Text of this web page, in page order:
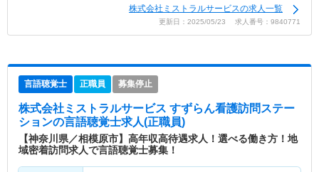
株式会社ミストラルサービスの求人一覧
更新日：2025/05/23 求人番号：9840771
言語聴覚士 正職員 募集停止
株式会社ミストラルサービス すずらん看護訪問ステー
ションの言語聴覚士求人(正職員)
【神奈川県／相模原市】高年収高待遇求人！選べる働き方！地
域密着訪問求人で言語聴覚士募集！